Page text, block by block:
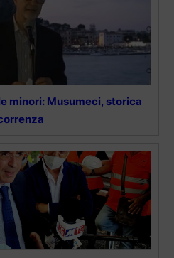
minori: Musumeci, storica